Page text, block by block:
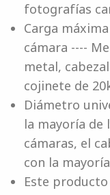
fotografías
Carga
cámara ----
metal,
cojinete de
Diámetro
la mayoría de
cámaras, el
con la
Este